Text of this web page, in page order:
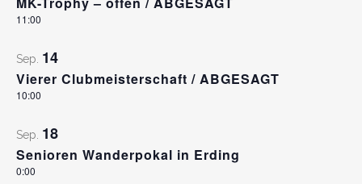
11:00
Sep. 14
Vierer Clubmeisterschaft / ABGESAGT
10:00
Sep. 18
Senioren Wanderpokal in Erding
0:00